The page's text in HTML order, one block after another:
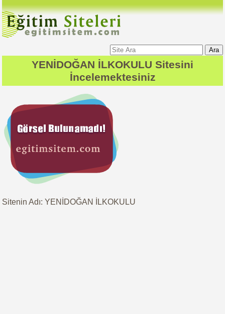
Ara
YENİDOĞAN İLKOKULU Sitesini
İncelemektesiniz
Sitenin Adı: YENİDOĞAN İLKOKULU